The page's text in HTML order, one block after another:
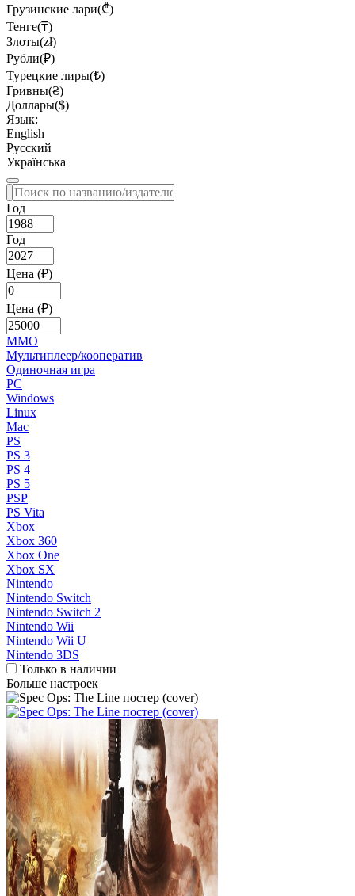
Грузинские лари(₾)
Тенге(₸)
Злоты(zł)
Рубли(₽)
Турецкие лиры(₺)
Гривны(₴)
Доллары($)
Язык:
English
Русский
Українська
Год
Год
Цена (₽)
Цена (₽)
MMO
Мультиплеер/кооператив
Одиночная игра
PC
Windows
Linux
Mac
PS
PS 3
PS 4
PS 5
PSP
PS Vita
Xbox
Xbox 360
Xbox One
Xbox SX
Nintendo
Nintendo Switch
Nintendo Switch 2
Nintendo Wii
Nintendo Wii U
Nintendo 3DS
Только в наличии
Больше настроек